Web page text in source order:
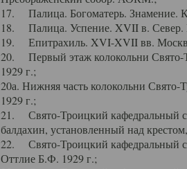
17. Палица. Богоматерь.
18. Палица. Успение. XVII в. Север.
19. Епитрахиль. XVI-XVII вв.
20. Первый этаж колокольни Свято-
1929 г.;
20а. Нижняя часть колокольни
1929 г.;
21. Свято-Троицкий кафедральный
балдахин, установленный над
22. Свято-Троицкий кафедральный
Оттлие Б.Ф. 1929 г.;